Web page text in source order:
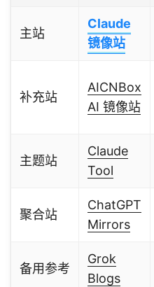
主站
Claude
镜像站
补充站
AICNBox
AI 镜像站
主题站
Claude
Tool
聚合站
ChatGPT
Mirrors
备用参考
Grok
Blogs